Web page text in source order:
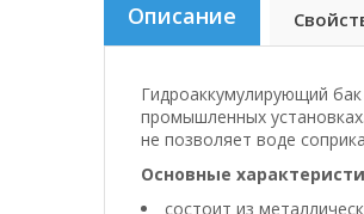
Описание
Гидроаккумулирующий
промышленных
не позволяет воде
Основные
состоит из